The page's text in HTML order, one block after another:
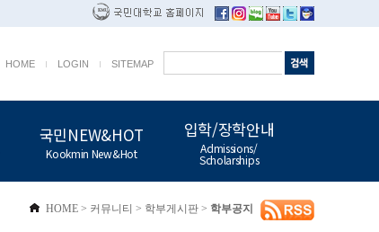
HOME LOGIN SITEMAP
국민NEW&HOT
Kookmin New&Hot
입학/장학안내
Admissions/
Scholarships
HOME > 커뮤니티 > 학부게시판 > 학부공지